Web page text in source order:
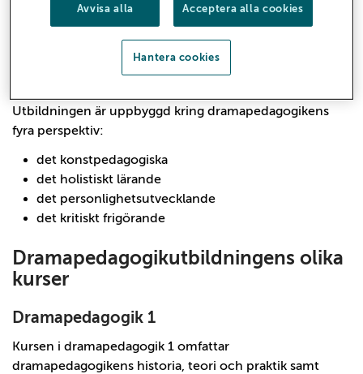
Undervisningen bygger på ett upplevelsebaserat lärande
samt innehåller både teoretiska och praktiska moment.
Utbildningen bedrivs på heltid med en arbetsinsats på
Utbildningen är uppbyggd kring dramapedagogikens
fyra perspektiv:
det konstpedagogiska
det holistiskt lärande
det personlighetsutvecklande
det kritiskt frigörande
Dramapedagogikutbildningens olika
kurser
Dramapedagogik 1
Kursen i dramapedagogik 1 omfattar
dramapedagogikens historia, teori och praktik samt
Avvisa alla Acceptera alla cookies
Hantera cookies